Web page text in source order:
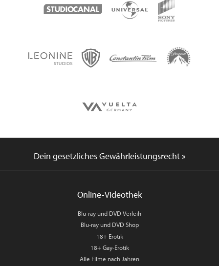
Dein gesetzliches Gewährleistungsrecht »
Online-Videothek
Blu-ray und DVD Verleih
Blu-ray und DVD Shop
18+ Erotik
18+ Gay-Erotik
Alle Filme nach Jahren